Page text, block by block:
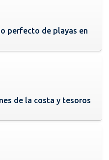
perfecto de playas en
de la costa y tesoros